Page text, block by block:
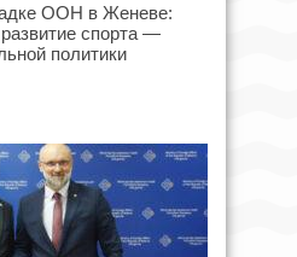
ООН в Женеве:
спорта —
политики